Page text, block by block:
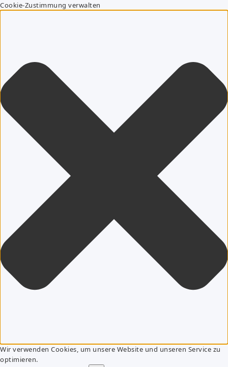
Cookie-Zustimmung verwalten
Wir verwenden Cookies, um unsere Website und unseren Service zu
optimieren.